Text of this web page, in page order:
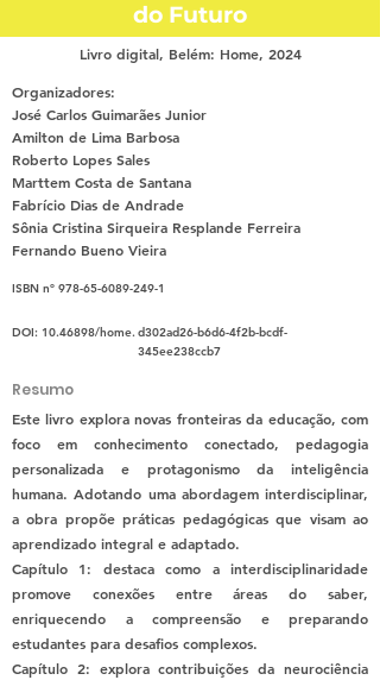
do Futuro
Livro digital, Belém: Home, 2024
Organizadores:
José Carlos Guimarães Junior
Amilton de Lima Barbosa
Roberto Lopes Sales
Marttem Costa de Santana
Fabrício Dias de Andrade
Sônia Cristina Sirqueira Resplande Ferreira
Fernando Bueno Vieira
ISBN nº 978-65-6089-249-1
DOI: 10.46898/home.d302ad26-b6d6-4f2b-bcdf-
345ee238ccb7
Resumo
Este livro explora novas fronteiras da educação, com
foco em conhecimento conectado, pedagogia
personalizada e protagonismo da inteligência
humana. Adotando uma abordagem interdisciplinar,
a obra propõe práticas pedagógicas que visam ao
aprendizado integral e adaptado.
Capítulo 1: destaca como a interdisciplinaridade
promove conexões entre áreas do saber,
enriquecendo a compreensão e preparando
estudantes para desafios complexos.
Capítulo 2: explora contribuições da neurociência